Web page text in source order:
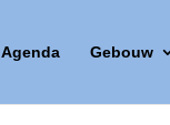
Agenda Gebouw